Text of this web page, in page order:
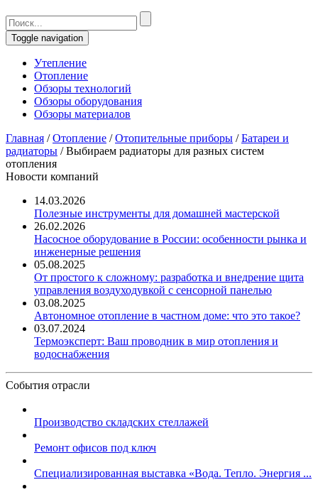
Toggle navigation
Утепление
Отопление
Обзоры технологий
Обзоры оборудования
Обзоры материалов
Главная /Отопление /Отопительные приборы /Батареи и
радиаторы /Выбираем радиаторы для разных систем
отопления
Новости компаний
14.03.2026
Полезные инструменты для домашней мастерской
26.02.2026
Насосное оборудование в России: особенности рынка и
инженерные решения
05.08.2025
От простого к сложному: разработка и внедрение щита
управления воздуходувкой с сенсорной панелью
03.08.2025
Автономное отопление в частном доме: что это такое?
03.07.2024
Термоэксперт: Ваш проводник в мир отопления и
водоснабжения
События отрасли
Производство складских стеллажей
Ремонт офисов под ключ
Специализированная выставка «Вода. Тепло. Энергия ...